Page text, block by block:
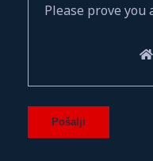
Please prove you